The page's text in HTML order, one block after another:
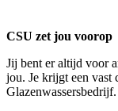
CSU zet jou voorop
Jij bent er altijd voor
jou. Je krijgt een vast